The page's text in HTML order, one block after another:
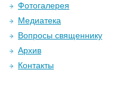
Фотогалерея
Медиатека
Вопросы священнику
Архив
Контакты